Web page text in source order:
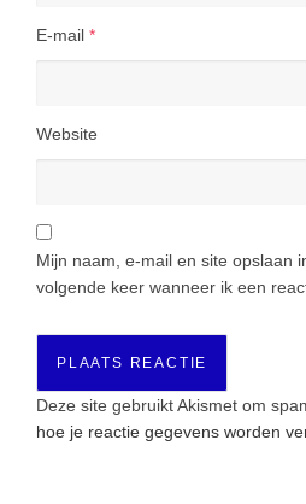
E-mail *
Website
Mijn naam, e-mail en site opslaan
volgende keer wanneer ik een
Deze site gebruikt Akismet om
hoe je reactie gegevens worden